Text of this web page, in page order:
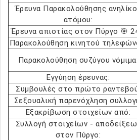
Έρευνα Παρακολούθησης
ατόμου:
Έρευνα απιστίας στον Πύργο 🎯
Παρακολούθηση κινητού
Παρακολούθηση συζύγου νόμιμα:
Εγγύηση έρευνας:
Συμβουλές στο πρώτο
Σεξουαλική παρενόχληση
Εξακρίβωση στοιχείων από:
Συλλογή στοιχείων -
στον Πύργο: